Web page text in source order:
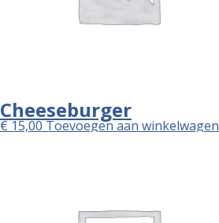
Cheeseburger
€15,00Toevoegen aan winkelwagen